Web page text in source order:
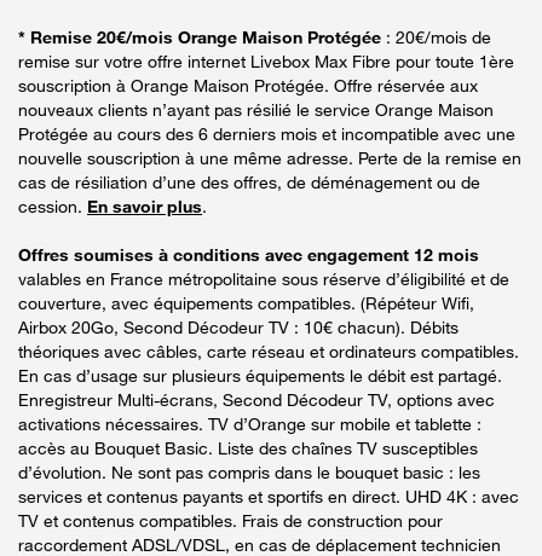
* Remise 20€/mois Orange Maison Protégée : 20€/mois de
remise sur votre offre internet Livebox Max Fibre pour toute 1ère
souscription à Orange Maison Protégée. Offre réservée aux
nouveaux clients n’ayant pas résilié le service Orange Maison
Protégée au cours des 6 derniers mois et incompatible avec une
nouvelle souscription à une même adresse. Perte de la remise en
cas de résiliation d’une des offres, de déménagement ou de
cession. En savoir plus.
Offres soumises à conditions avec engagement 12 mois
valables en France métropolitaine sous réserve d’éligibilité et de
couverture, avec équipements compatibles. (Répéteur Wifi,
Airbox 20Go, Second Décodeur TV : 10€ chacun). Débits
théoriques avec câbles, carte réseau et ordinateurs compatibles.
En cas d’usage sur plusieurs équipements le débit est partagé.
Enregistreur Multi-écrans, Second Décodeur TV, options avec
activations nécessaires. TV d’Orange sur mobile et tablette :
accès au Bouquet Basic. Liste des chaînes TV susceptibles
d’évolution. Ne sont pas compris dans le bouquet basic : les
services et contenus payants et sportifs en direct. UHD 4K : avec
TV et contenus compatibles. Frais de construction pour
raccordement ADSL/VDSL, en cas de déplacement technicien